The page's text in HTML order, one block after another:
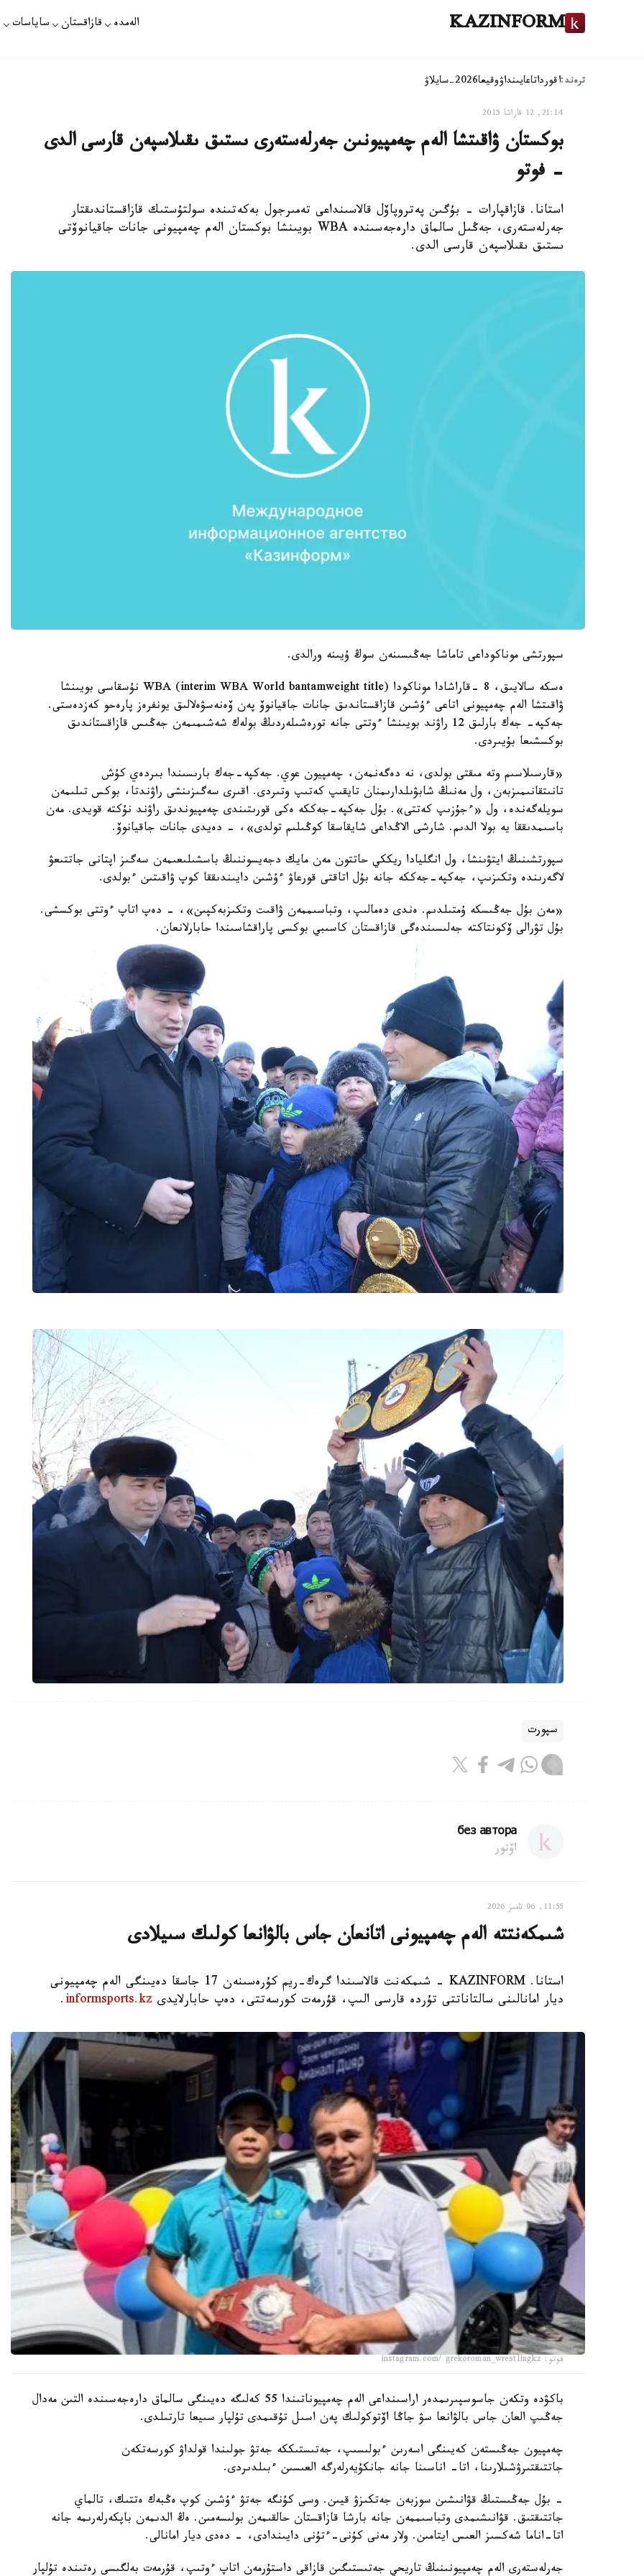
KAZINFORM الەمدە قازاقستان ساياسات
ترەند:اقورداتاعايىنداۋوقيعا2026-سايلاۋ
21:14, 12 قاراشا 2015
بوكستان ۋاقىتشا الەم چەمپيونىن جەرلەستەرى ىستىق ىقىلاسپەن قارسى الدى
- فوتو
استانا. قازاقپارات - بۇگىن پەتروپاۆل قالاسىنداعى تەمىرجول بەكەتىندە سولتۇستىك قازاقستاندىقتار
جەرلەستەرى، جەڭىل سالماق دارەجەسىندە WBA بويىنشا بوكستان الەم چەمپيونى جانات جاقيانوۆتى
ىستىق ىقىلاسپەن قارسى الدى.
سپورتشى موناكوداعى تاماشا جەڭىسىنەن سوڭ ۇيىنە ورالدى.
ەسكە سالايىق، 8 -قاراشادا موناكودا WBA (interim WBA World bantamweight title) نۇسقاسى بويىنشا
ۋاقىتشا الەم چەمپيونى اتاعى ءۇشىن قازاقستاندىق جانات جاقيانوۆ پەن ۆەنەسۋەلالىق يونفرەز پارەحو كەزدەستى.
جەكپە- جەك بارلىق 12 راۋند بويىنشا ءوتتى جانە تورەشىلەردىڭ بولەك شەشىمىمەن جەڭىس قازاقستاندىق
بوكسشىعا بۇيىردى.
«قارسىلاسىم وتە مىقتى بولدى، نە دەگەنمەن، چەمپيون عوي. جەكپە-جەك بارىسىندا بىردەي كۇش
تانىتقانىمىزبەن، ول مەنىڭ شابۋىلدارىمنان تايقىپ كەتىپ وتىردى. اقىرى سەگىزىنشى راۋندتا، بوكس تىلىمەن
سويلەگەندە، ول «ءجۇزىپ كەتتى». بۇل جەكپە-جەككە ەكى قورىتىندى چەمپيوندىق راۋند نۇكتە قويدى. مەن
باسىمدىققا يە بولا الدىم. شارشى الاڭداعى شايقاسقا كوڭىلىم تولدى»، - دەيدى جانات جاقيانوۆ.
سپورتشىنىڭ ايتۋىنشا، ول انگليادا ريككي حاتتون مەن مايك دجەيسوننىڭ باسشىلىعىمەن سەگىز اپتانى جاتتىعۋ
لاگەرىندە وتكىزىپ، جەكپە-جەككە جانە بۇل اتاقتى قورعاۋ ءۇشىن دايىندىققا كوپ ۋاقىتىن ءبولدى.
«مەن بۇل جەڭىسكە ۇمتىلدىم. ەندى دەمالىپ، وتباسىممەن ۋاقىت وتكىزبەكپىن»، - دەپ اتاپ ءوتتى بوكسشى.
بۇل تۋرالى ۆكونتاكتە جەلىسىندەگى قازاقستان كاسىبي بوكسى پاراقشاسىندا حابارلانعان.
سپورت
без автора
اۆتور
11:55, 06 تامىز 2026
شىمكەنتتە الەم چەمپيونى اتانعان جاس بالۋانعا كولىك سىيلادى
استانا. KAZINFORM - شىمكەنت قالاسىندا گرەك-ريم كۇرەسىنەن 17 جاسقا دەيىنگى الەم چەمپيونى
ديار امانالىنى سالتاناتتى تۇردە قارسى الىپ، قۇرمەت كورسەتتى، دەپ حابارلايدى informsports.kz
.
فوتو: instagram.com/ grekoroman_wrestlingkz
باكۋدە وتكەن جاسوسپىرىمدەر اراسىنداعى الەم چەمپيوناتىندا 55 كەلىگە دەيىنگى سالماق دارەجەسىندە التىن مەدال
جەڭىپ العان جاس بالۋانعا سۋ جاڭا اۆتوكولىك پەن اسىل تۇقىمدى تۇلپار سىيعا تارتىلدى.
چەمپيون جەڭىستەن كەيىنگى اسەرىن ءبولىسىپ، جەتىستىككە جەتۋ جولىندا قولداۋ كورسەتكەن
جاتتىقتىرۋشىلارىنا، اتا- اناسىنا جانە جانكۇيەرلەرگە العىسىن ءبىلدىردى.
- بۇل جەڭىستىڭ قۋانىشىن سوزبەن جەتكىزۋ قيىن. وسى كۇنگە جەتۋ ءۇشىن كوپ ەڭبەك ەتتىك، تالماي
جاتتىقتىق. قۋانىشىمدى وتباسىممەن جانە بارشا قازاقستان حالقىمەن بولىسەمىن. ەڭ الدىمەن باپكەرلەرىمە جانە
اتا-اناما شەكسىز العىس ايتامىن. ولار مەنى كۇنى-ءتۇنى دايىندادى، - دەدى ديار امانالى.
جەرلەستەرى الەم چەمپيونىنىڭ تاريحي جەتىستىگىن قازاقى داستۇرمەن اتاپ ءوتىپ، قۇرمەت بەلگىسى رەتىندە تۇلپار